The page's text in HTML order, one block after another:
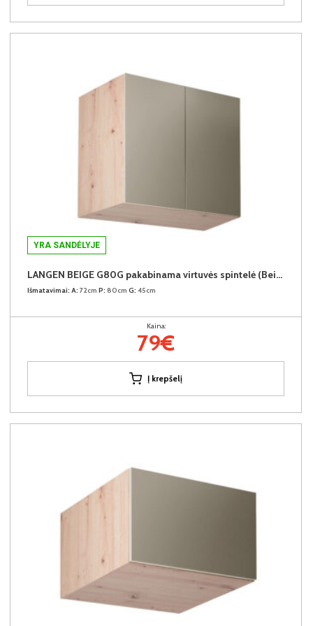
YRA SANDĖLYJE
LANGEN BEIGE G80G pakabinama virtuvės spintelė (Beige/Dab Artisan)
Išmatavimai: A: 72cm P: 80cm G: 45cm
Kaina:
79€
Į krepšelį